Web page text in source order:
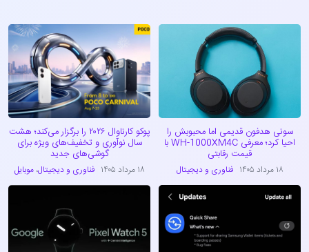
سونی هدفون قدیمی اما محبوبش را
احیا کرد؛ معرفی WH-1000XM4C با
قیمت رقابتی
۱۸ مرداد ۱۴۰۵ فناوری و دیجیتال
پوکو کارناوال ۲۰۲۶ را برگزار می‌کند؛ هشت
سال نوآوری و تخفیف‌های ویژه برای
گوشی‌های جدید
۱۸ مرداد ۱۴۰۵ فناوری و دیجیتال،موبایل